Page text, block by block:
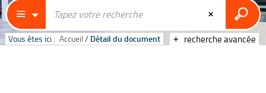
recherche avancée
Vous êtes ici : Accueil / Détail du document